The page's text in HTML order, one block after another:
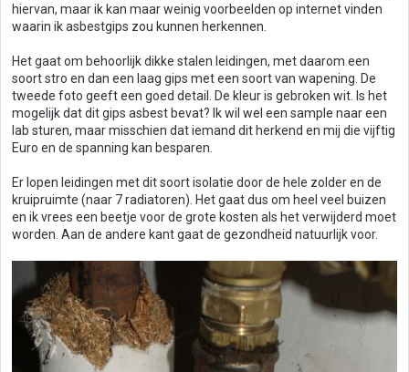
hiervan, maar ik kan maar weinig voorbeelden op internet vinden
waarin ik asbestgips zou kunnen herkennen.
Het gaat om behoorlijk dikke stalen leidingen, met daarom een
soort stro en dan een laag gips met een soort van wapening. De
tweede foto geeft een goed detail. De kleur is gebroken wit. Is het
mogelijk dat dit gips asbest bevat? Ik wil wel een sample naar een
lab sturen, maar misschien dat iemand dit herkend en mij die vijftig
Euro en de spanning kan besparen.
Er lopen leidingen met dit soort isolatie door de hele zolder en de
kruipruimte (naar 7 radiatoren). Het gaat dus om heel veel buizen
en ik vrees een beetje voor de grote kosten als het verwijderd moet
worden. Aan de andere kant gaat de gezondheid natuurlijk voor.